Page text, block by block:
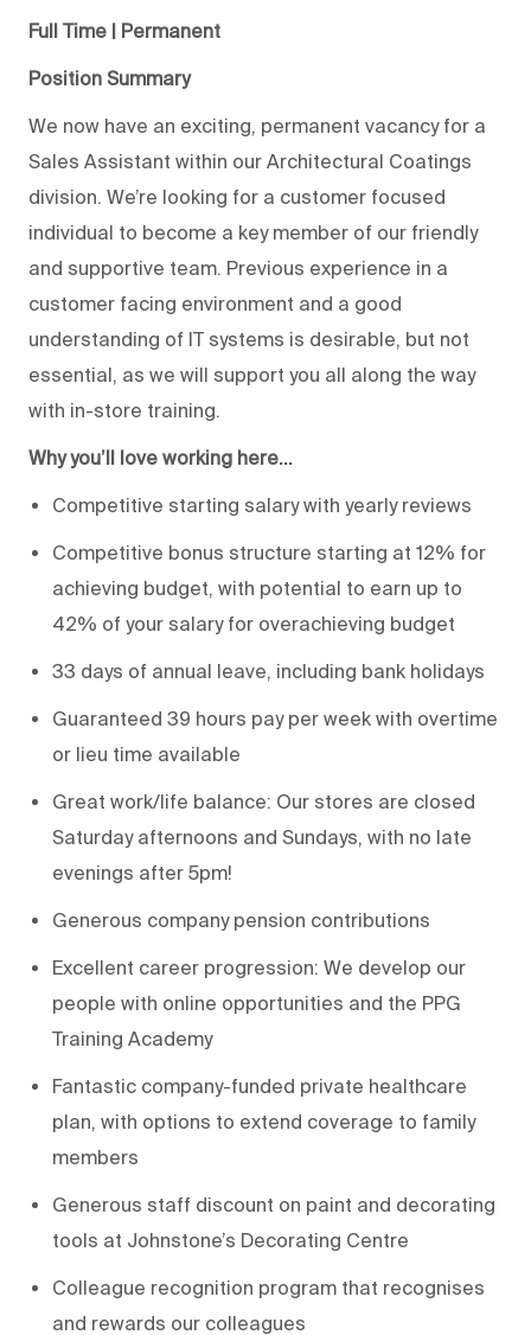
Full Time | Permanent
Position Summary
We now have an exciting, permanent vacancy for a
Sales Assistant within our Architectural Coatings
division. We’re looking for a customer focused
individual to become a key member of our friendly
and supportive team. Previous experience in a
customer facing environment and a good
understanding of IT systems is desirable, but not
essential, as we will support you all along the way
with in-store training.
Why you’ll love working here…
Competitive starting salary with yearly reviews
Competitive bonus structure starting at 12% for
achieving budget, with potential to earn up to
42% of your salary for overachieving budget
33 days of annual leave, including bank holidays
Guaranteed 39 hours pay per week with overtime
or lieu time available
Great work/life balance: Our stores are closed
Saturday afternoons and Sundays, with no late
evenings after 5pm!
Generous company pension contributions
Excellent career progression: We develop our
people with online opportunities and the PPG
Training Academy
Fantastic company-funded private healthcare
plan, with options to extend coverage to family
members
Generous staff discount on paint and decorating
tools at Johnstone’s Decorating Centre
Colleague recognition program that recognises
and rewards our colleagues